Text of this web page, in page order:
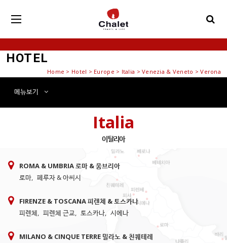
HOTEL
Home > Hotel > Europe > Italia > Venezia & Veneto > Verona
메뉴보기
이탈리아
Italia
ROMA & UMBRIA 로마 & 움브리아
로마, 페루자 & 아씨시
FIRENZE & TOSCANA 피렌체 & 토스카나
피렌체, 피렌체 근교, 토스카나, 시에나
MILANO & CINQUE TERRE 밀라노 & 친퀘테레